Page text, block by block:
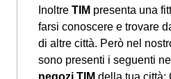
Inoltre TIM presenta una
farsi conoscere e trovare
di altre città. Però nel
sono presenti i seguenti
negozi TIM della tua città: